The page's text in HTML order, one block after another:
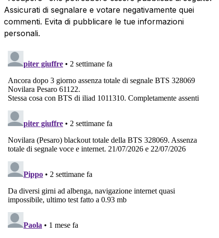
Assicurati di segnalare e votare negativamente quei
commenti. Evita di pubblicare le tue informazioni
personali.